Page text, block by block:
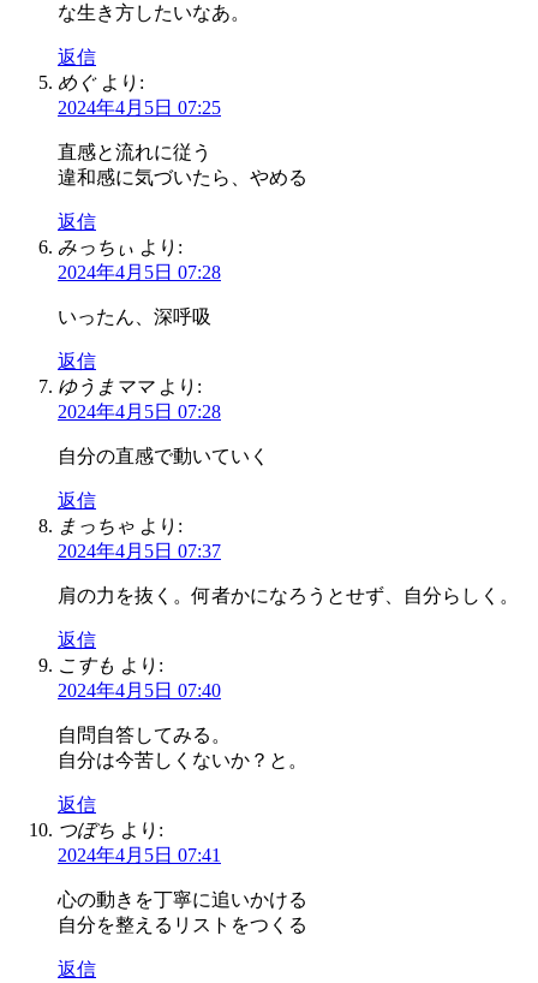
な生き方したいなあ。
返信
めぐ より:
2024年4月5日 07:25
直感と流れに従う
違和感に気づいたら、やめる
返信
みっちぃ より:
2024年4月5日 07:28
いったん、深呼吸
返信
ゆうまママ より:
2024年4月5日 07:28
自分の直感で動いていく
返信
まっちゃ より:
2024年4月5日 07:37
肩の力を抜く。何者かになろうとせず、自分らしく。
返信
こすも より:
2024年4月5日 07:40
自問自答してみる。
自分は今苦しくないか？と。
返信
つぼち より:
2024年4月5日 07:41
心の動きを丁寧に追いかける
自分を整えるリストをつくる
返信